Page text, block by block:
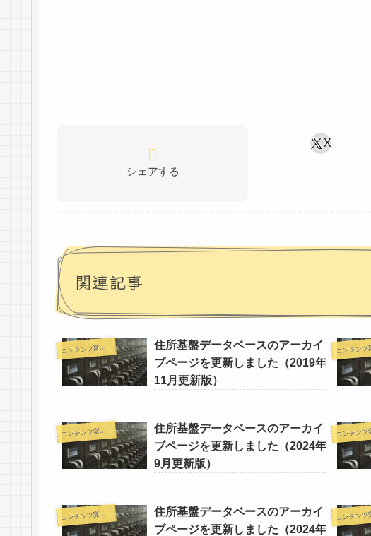
シェアする
X
関連記事
コ
ンテンツ変更情報
住所基盤データベースのアーカイ
ブページを更新しました（2019年
11月更新版）
コ
ンテンツ変更情報
住所基盤データベースのアーカイ
ブページを更新しました（2024年
9月更新版）
コ
ンテンツ変更情報
住所基盤データベースのアーカイ
ブページを更新しました（2024年